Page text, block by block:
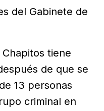
del Gabinete de
tiene
de que se
13 personas
criminal en